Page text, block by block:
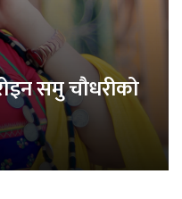
समु चौधरीको